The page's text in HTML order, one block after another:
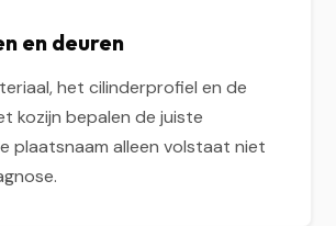
en deuren
het cilinderprofiel en de
kozijn bepalen de juiste
plaatsnaam alleen volstaat niet